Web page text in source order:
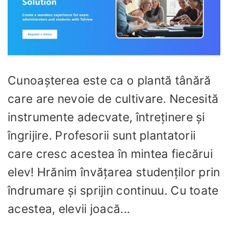
Cunoașterea este ca o plantă tânără
care are nevoie de cultivare. Necesită
instrumente adecvate, întreținere și
îngrijire. Profesorii sunt plantatorii
care cresc acestea în mintea fiecărui
elev! Hrănim învățarea studenților prin
îndrumare și sprijin continuu. Cu toate
acestea, elevii joacă...